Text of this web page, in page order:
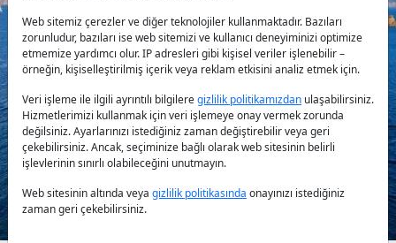
Previous Next
Web sitemiz çerezler ve diğer teknolojiler kullanmaktadır. Bazıları
zorunludur, bazıları ise web sitemizi ve kullanıcı deneyiminizi optimize
etmemize yardımcı olur. IP adresleri gibi kişisel veriler işlenebilir –
örneğin, kişiselleştirilmiş içerik veya reklam etkisini analiz etmek için.
Veri işleme ile ilgili ayrıntılı bilgileregizlilik politikamızdan ulaşabilirsiniz.
Hizmetlerimizi kullanmak için veri işlemeye onay vermek zorunda
değilsiniz. Ayarlarınızı istediğiniz zaman değiştirebilir veya geri
çekebilirsiniz. Ancak, seçiminize bağlı olarak web sitesinin belirli
işlevlerinin sınırlı olabileceğini unutmayın.
Web sitesinin altında veya gizlilik politikasında onayınızı istediğiniz
zaman geri çekebilirsiniz.